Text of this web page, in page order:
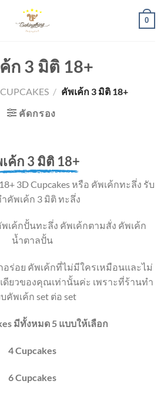
0
ก 3 มิติ 18+
/ คัพเค้ก 3 มิติ 18+
คัดกรอง
ค้ก 3 มิติ 18+
3D Cupcakes หรือ คัพเค้กทะลึ่ง รับ
คัพเค้ก 3 มิติ ทะลึ่ง
เค้กปั้นทะลึ่ง คัพเค้กตามสั่ง คัพเค้ก
น้ำตาลปั้น
อร่อย คัพเค้กที่ไม่มีใครเหมือนและไม่
ดียวของคุณเท่านั้นค่ะ เพราะที่ร้านทำ
คัพเค้ก set ต่อ set
มีทั้งหมด 5 แบบให้เลือก
4 Cupcakes
6 Cupcakes